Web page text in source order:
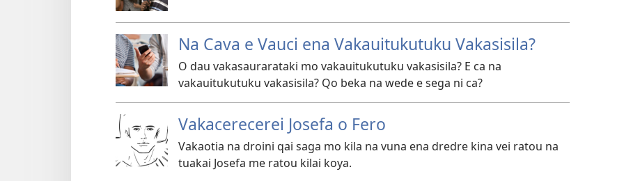
Na Cava e Vauci ena Vakauitukutuku Vakasisila?
O dau vakasaurarataki mo vakauitukutuku vakasisila? E ca na
vakauitukutuku vakasisila? Qo beka na wede e sega ni ca?
Vakacerecerei Josefa o Fero
Vakaotia na droini qai saga mo kila na vuna ena dredre kina vei ratou na
tuakai Josefa me ratou kilai koya.